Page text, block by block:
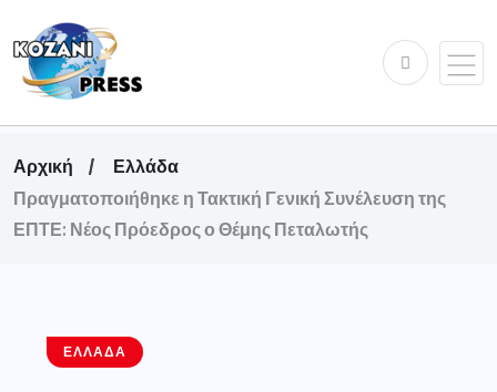
Αρχική
Ελλάδα
Πραγματοποιήθηκε η Τακτική Γενική Συνέλευση της
ΕΠΤΕ: Νέος Πρόεδρος ο Θέμης Πεταλωτής
ΕΛΛΆΔΑ